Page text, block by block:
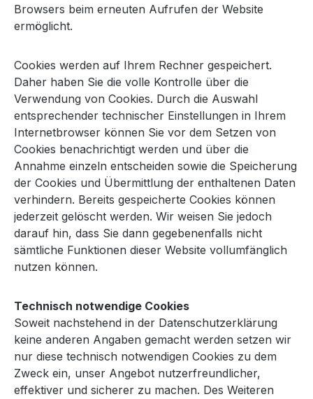
Browsers beim erneuten Aufrufen der Website
ermöglicht.
Cookies werden auf Ihrem Rechner gespeichert.
Daher haben Sie die volle Kontrolle über die
Verwendung von Cookies. Durch die Auswahl
entsprechender technischer Einstellungen in Ihrem
Internetbrowser können Sie vor dem Setzen von
Cookies benachrichtigt werden und über die
Annahme einzeln entscheiden sowie die Speicherung
der Cookies und Übermittlung der enthaltenen Daten
verhindern. Bereits gespeicherte Cookies können
jederzeit gelöscht werden. Wir weisen Sie jedoch
darauf hin, dass Sie dann gegebenenfalls nicht
sämtliche Funktionen dieser Website vollumfänglich
nutzen können.
Technisch notwendige Cookies
Soweit nachstehend in der Datenschutzerklärung
keine anderen Angaben gemacht werden setzen wir
nur diese technisch notwendigen Cookies zu dem
Zweck ein, unser Angebot nutzerfreundlicher,
effektiver und sicherer zu machen. Des Weiteren